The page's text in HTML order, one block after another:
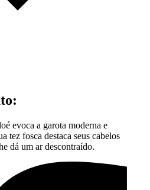
:
evoca a garota moderna e
tez fosca destaca seus cabelos
dá um ar descontraído.